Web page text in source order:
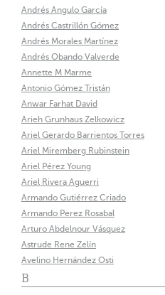
Andrés Angulo García
Andrés Castrillón Gómez
Andrés Morales Martínez
Andrés Obando Valverde
Annette M Marme
Antonio Gómez Tristán
Anwar Farhat David
Arieh Grunhaus Zelkowicz
Ariel Gerardo Barrientos Torres
Ariel Miremberg Rubinstein
Ariel Pérez Young
Ariel Rivera Aguerri
Armando Gutiérrez Criado
Armando Perez Rosabal
Arturo Abdelnour Vásquez
Astrude Rene Zelín
Avelino Hernández Osti
B